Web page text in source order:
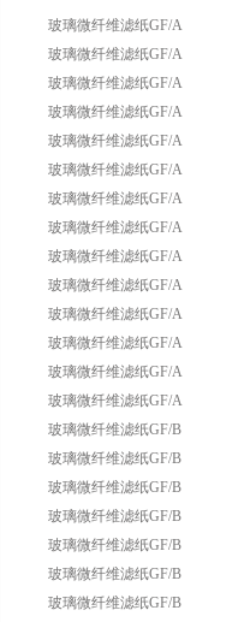
玻璃微纤维滤纸GF/A
玻璃微纤维滤纸GF/A
玻璃微纤维滤纸GF/A
玻璃微纤维滤纸GF/A
玻璃微纤维滤纸GF/A
玻璃微纤维滤纸GF/A
玻璃微纤维滤纸GF/A
玻璃微纤维滤纸GF/A
玻璃微纤维滤纸GF/A
玻璃微纤维滤纸GF/A
玻璃微纤维滤纸GF/A
玻璃微纤维滤纸GF/A
玻璃微纤维滤纸GF/A
玻璃微纤维滤纸GF/A
玻璃微纤维滤纸GF/B
玻璃微纤维滤纸GF/B
玻璃微纤维滤纸GF/B
玻璃微纤维滤纸GF/B
玻璃微纤维滤纸GF/B
玻璃微纤维滤纸GF/B
玻璃微纤维滤纸GF/B